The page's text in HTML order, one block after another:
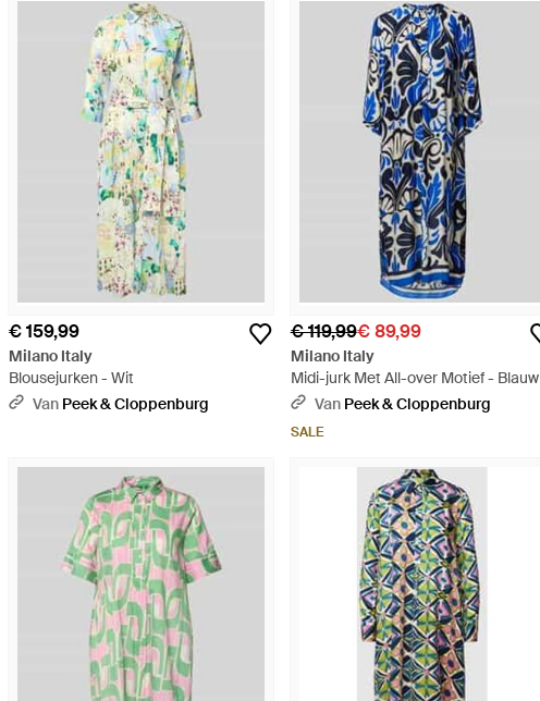
€ 159,99
Milano Italy
Blousejurken - Wit
Van Peek & Cloppenburg
€ 119,99€ 89,99
Milano Italy
Midi-jurk Met All-over Motief - Blauw
Van Peek & Cloppenburg
SALE